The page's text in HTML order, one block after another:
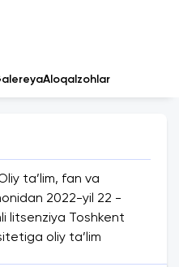
Aloqa Izohlar
ta’lim, fan va
2022-yil 22 -
litsenziya Toshkent
oliy ta’lim